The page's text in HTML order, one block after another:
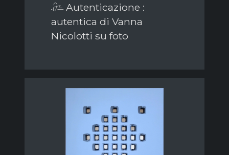
Autenticazione :
autentica di Vanna
Nicolotti su foto